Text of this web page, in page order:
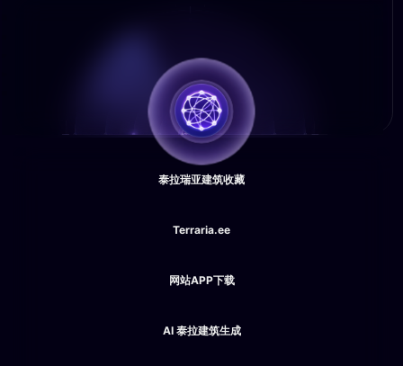
泰拉瑞亚建筑收藏
Terraria.ee
网站APP下载
AI 泰拉建筑生成